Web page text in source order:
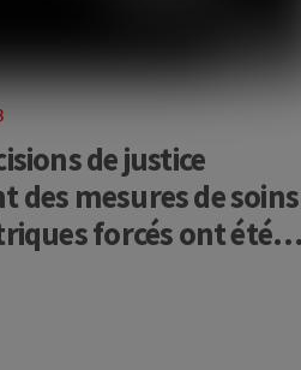
de justice
des mesures de soins
forcés ont été